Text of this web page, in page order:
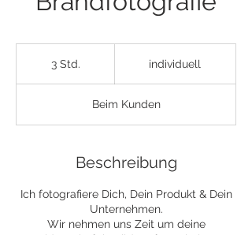
3 Std.
.
individuell
Beim Kunden
Beschreibung
Ich fotografiere Dich, Dein Produkt & Dein
Unternehmen.
Wir nehmen uns Zeit um deine